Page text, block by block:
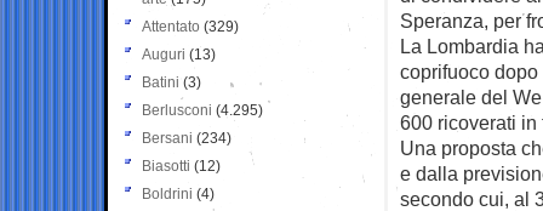
Speranza, per
La Lombardia
coprifuoco
generale del
600 ricoverati in
Una proposta
e dalla
secondo cui, al
Attentato (329)
Auguri (13)
Batini (3)
Berlusconi (4.295)
Bersani (234)
Biasotti (12)
Boldrini (4)